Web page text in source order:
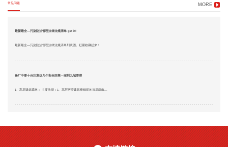
常见问题 MORE
最新最全—污染防治管理法律法规清单 get it!
最新最全—污染防治管理法律法规清单列表图。赶紧收藏起来！
验厂中要十分注意这几个安全距离—深圳九域管理
1、高层建筑疏散： 主要依据：1、高层医疗建筑楼梯间的首层疏散...